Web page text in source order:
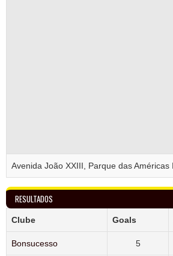
Avenida João XXIII, Parque das
RESULTADOS
Clube Goals
Bonsucesso 5